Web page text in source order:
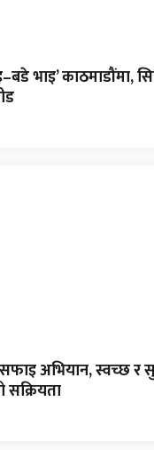
भाइ’ काठमाडौंमा,
अभियान, स्वच्छ र
सक्रियता